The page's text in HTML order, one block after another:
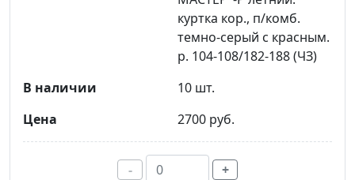
куртка кор., п/комб.
темно-серый с красным.
р. 104-108/182-188 (ЧЗ)
10 шт.
2700 руб.
- +